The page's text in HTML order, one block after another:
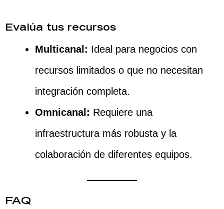
Evalúa tus recursos
Multicanal: Ideal para negocios con
recursos limitados o que no necesitan
integración completa.
Omnicanal: Requiere una
infraestructura más robusta y la
colaboración de diferentes equipos.
FAQ